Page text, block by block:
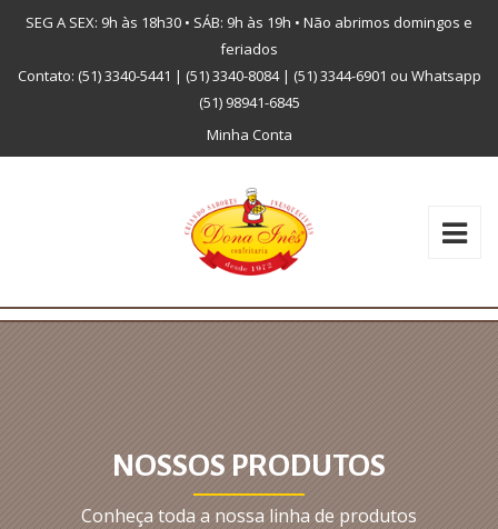
SEG A SEX: 9h às 18h30 • SÁB: 9h às 19h • Não abrimos domingos e
feriados
Contato: (51) 3340-5441 | (51) 3340-8084 | (51) 3344-6901 ou Whatsapp
(51) 98941-6845
Minha Conta
NOSSOS PRODUTOS
Conheça toda a nossa linha de produtos